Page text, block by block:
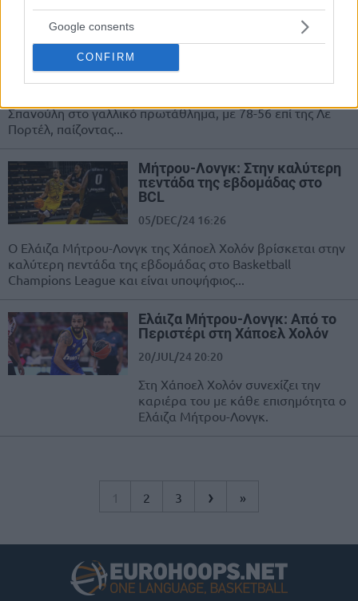
Google consents
CONFIRM
Μονακό: Άνετη επιστροφή στις
(γαλλικές) νίκες χωρίς Τζέιμς &
Λόιντ
14/DEC/24 22:37
Σπανούλη στο γαλλικό πρωτάθλημα, με 78-56 επί της Λε
Πορτέλ, παίζοντας...
Μήτρου-Λονγκ: Στην καλύτερη
πεντάδα της εβδομάδας στο
BCL
05/DEC/24 16:26
Ο Ελάιζα Μήτρου-Λονγκ της Χάποελ Χολόν βρίσκεται στην
καλύτερη πεντάδα της εβδομάδας στο Basketball
Champions League και είναι υποψήφιος...
Ελάιζα Μήτρου-Λονγκ: Από το
Περιστέρι στη Χάποελ Χολόν
20/JUL/24 20:20
Στη Χάποελ Χολόν συνεχίζει την
καριέρα του με κάθε επισημότητα ο
Ελάιζα Μήτρου-Λονγκ.
1 2 3 › »